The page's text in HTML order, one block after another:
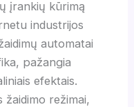
įrankių kūrimą
industrijos
automatai
pažangia
efektais.
žaidimo režimai,